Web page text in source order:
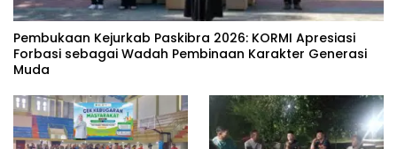
‎Pembukaan Kejurkab Paskibra 2026: KORMI Apresiasi
Forbasi sebagai Wadah Pembinaan Karakter Generasi
Muda